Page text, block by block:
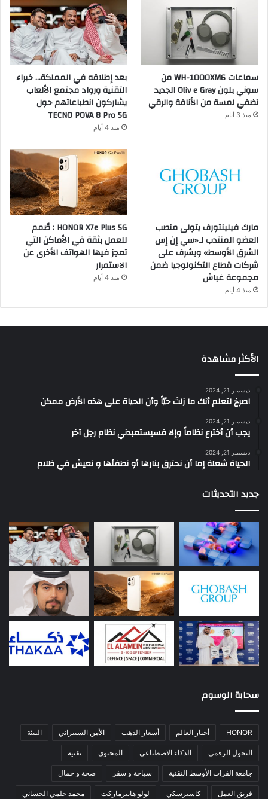
سماعات WH-1000XM6 من
سوني بلون Oliv e Gray الجديد
تضفي لمسة من الأناقة والرقي
منذ 3 أيام
بعد إطلاقه في المملكة… خبراء
التقنية ورواد مجتمع الألعاب
يشاركون انطباعاتهم حول
TECNO POVA 8 Pro 5G
منذ 4 أيام
مارك فيلينتورف يتولى منصب
العضو المنتدب لـ«سي إن إس
الشرق الأوسط» ويشرف على
شركات قطاع التكنولوجيا ضمن
مجموعة غباش
منذ 4 أيام
HONOR X7e Plus 5G : صُمم
للعمل بثقة في الأماكن التي
تعجز فيها الهواتف الأخرى عن
الاستمرار
منذ 4 أيام
الأكثر مشاهدة
ديسمبر 21, 2024
‫اصرخ لتعلم أنك ما زلتَ حيّاً وأن الحياة على هذه الأرض ممكن
ديسمبر 21, 2024
يجب أن أخترع نظاماً وإلا فسيستعبدني نظام رجل آخر
ديسمبر 21, 2024
الحياة شعلة إما أن نحترق بنارها أو نطفئها و نعيش في ظلام
جديد التحديثات
سحابة الوسوم
HONOR أخبار العالم أسعار الذهب الأمن السيبراني البيئة
التحول الرقمي الذكاء الاصطناعي المحتوى تقنية
جامعة الفرات الأوسط التقنية سياحة و سفر صحة و جمال
فريق العمل كاسبرسكي لولو هايبرماركت محمد جلمي الحساني